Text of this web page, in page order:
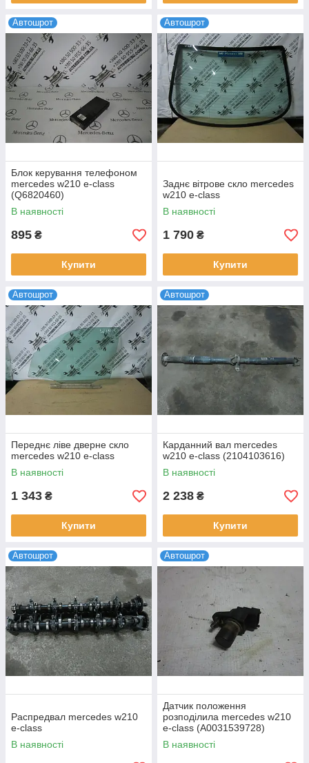
Автошрот
Блок керування телефоном
mercedes w210 e-class
(Q6820460)
В наявності
895 ₴
Купити
Автошрот
Заднє вітрове скло mercedes
w210 e-class
В наявності
1 790 ₴
Купити
Автошрот
Переднє ліве дверне скло
mercedes w210 e-class
В наявності
1 343 ₴
Купити
Автошрот
Карданний вал mercedes
w210 e-class (2104103616)
В наявності
2 238 ₴
Купити
Автошрот
Распредвал mercedes w210
e-class
В наявності
Автошрот
Датчик положення
розподілила mercedes w210
e-class (A0031539728)
В наявності